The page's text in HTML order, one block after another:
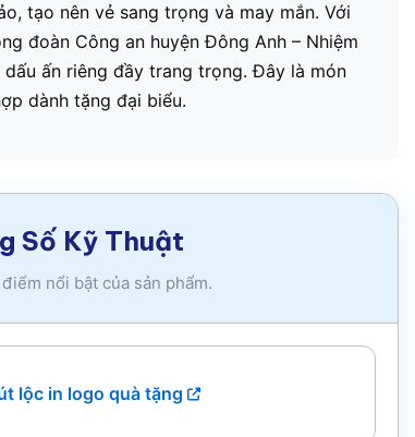
tạo nên vẻ sang trọng và may mắn. Với
đoàn Công an huyện Đông Anh – Nhiệm
ấn riêng đầy trang trọng. Đây là món
dành tặng đại biểu.
Số Kỹ Thuật
nổi bật của sản phẩm.
lộc in logo quà tặng